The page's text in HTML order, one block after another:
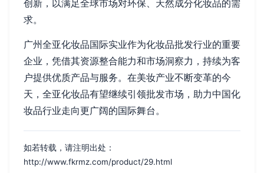
创新，以满足全球市场对环保、天然成分化妆品的需
求。
广州全亚化妆品国际实业作为化妆品批发行业的重要
企业，凭借其资源整合能力和市场洞察力，持续为客
户提供优质产品与服务。在美妆产业不断变革的今
天，全亚化妆品有望继续引领批发市场，助力中国化
妆品行业走向更广阔的国际舞台。
如若转载，请注明出处：
http://www.fkrmz.com/product/29.html